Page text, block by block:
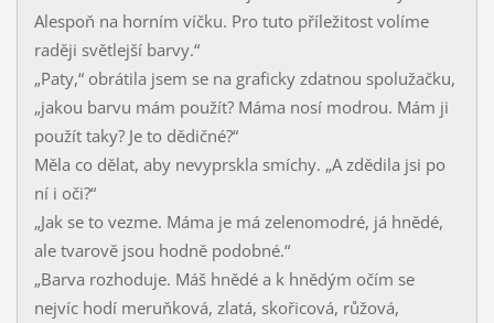
Alespoň na horním víčku. Pro tuto příležitost volíme
raději světlejší barvy.“
„Paty,“ obrátila jsem se na graficky zdatnou spolužačku,
„jakou barvu mám použít? Máma nosí modrou. Mám ji
použít taky? Je to dědičné?“
Měla co dělat, aby nevyprskla smíchy. „A zdědila jsi po
ní i oči?“
„Jak se to vezme. Máma je má zelenomodré, já hnědé,
ale tvarově jsou hodně podobné.“
„Barva rozhoduje. Máš hnědé a k hnědým očím se
nejvíc hodí meruňková, zlatá, skořicová, růžová,